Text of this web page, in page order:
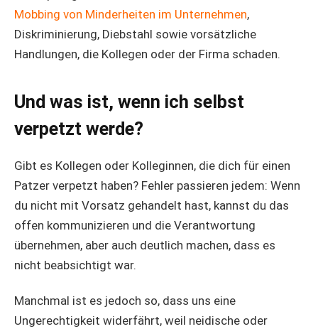
Mobbing von Minderheiten im Unternehmen,
Diskriminierung, Diebstahl sowie vorsätzliche
Handlungen, die Kollegen oder der Firma schaden.
Und was ist, wenn ich selbst
verpetzt werde?
Gibt es Kollegen oder Kolleginnen, die dich für einen
Patzer verpetzt haben? Fehler passieren jedem: Wenn
du nicht mit Vorsatz gehandelt hast, kannst du das
offen kommunizieren und die Verantwortung
übernehmen, aber auch deutlich machen, dass es
nicht beabsichtigt war.
Manchmal ist es jedoch so, dass uns eine
Ungerechtigkeit widerfährt, weil neidische oder